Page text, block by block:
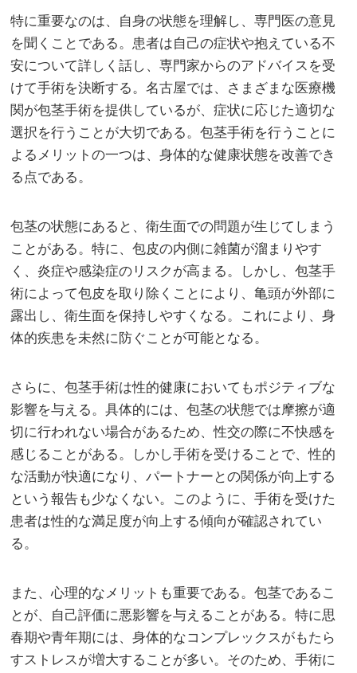
特に重要なのは、自身の状態を理解し、専門医の意見
を聞くことである。患者は自己の症状や抱えている不
安について詳しく話し、専門家からのアドバイスを受
けて手術を決断する。名古屋では、さまざまな医療機
関が包茎手術を提供しているが、症状に応じた適切な
選択を行うことが大切である。包茎手術を行うことに
よるメリットの一つは、身体的な健康状態を改善でき
る点である。
包茎の状態にあると、衛生面での問題が生じてしまう
ことがある。特に、包皮の内側に雑菌が溜まりやす
く、炎症や感染症のリスクが高まる。しかし、包茎手
術によって包皮を取り除くことにより、亀頭が外部に
露出し、衛生面を保持しやすくなる。これにより、身
体的疾患を未然に防ぐことが可能となる。
さらに、包茎手術は性的健康においてもポジティブな
影響を与える。具体的には、包茎の状態では摩擦が適
切に行われない場合があるため、性交の際に不快感を
感じることがある。しかし手術を受けることで、性的
な活動が快適になり、パートナーとの関係が向上する
という報告も少なくない。このように、手術を受けた
患者は性的な満足度が向上する傾向が確認されてい
る。
また、心理的なメリットも重要である。包茎であるこ
とが、自己評価に悪影響を与えることがある。特に思
春期や青年期には、身体的なコンプレックスがもたら
すストレスが増大することが多い。そのため、手術に